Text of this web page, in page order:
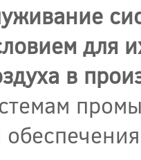
для
в